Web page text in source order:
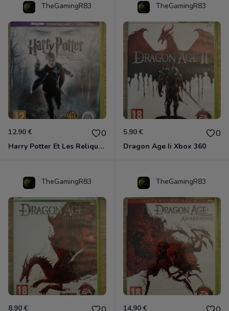
TheGamingR83
12.90 € 0
Harry Potter Et Les Reliques De La Mort - 1ère Partie Xbox 360
TheGamingR83
5.90 € 0
Dragon Age Ii Xbox 360
TheGamingR83
8.90 €
TheGamingR83
14.90 €